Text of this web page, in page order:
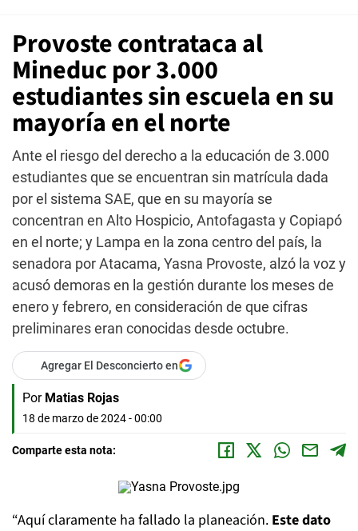
Provoste contrataca al
Mineduc por 3.000
estudiantes sin escuela en su
mayoría en el norte
Ante el riesgo del derecho a la educación de 3.000
estudiantes que se encuentran sin matrícula dada
por el sistema SAE, que en su mayoría se
concentran en Alto Hospicio, Antofagasta y Copiapó
en el norte; y Lampa en la zona centro del país, la
senadora por Atacama, Yasna Provoste, alzó la voz y
acusó demoras en la gestión durante los meses de
enero y febrero, en consideración de que cifras
preliminares eran conocidas desde octubre.
Agregar El Desconcierto en
Por Matias Rojas
18 de marzo de 2024 - 00:00
Comparte esta nota:
“Aquí claramente ha fallado la planeación. Este dato